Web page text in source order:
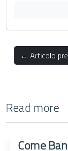
← Articolo
Read more
Come